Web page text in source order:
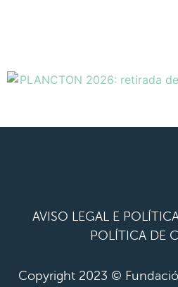
AVISO LEGAL E
POLÍTICA DE
Copyright 2023 ©